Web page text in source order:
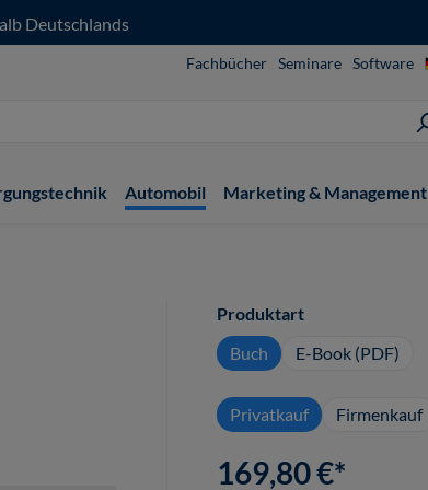
Deutschlands
Fachbücher Seminare Software
Automobil Marketing & Management
Produktartauswählen
Buch
E-Book (PDF)
Privatkauf Firmenkauf
169,80 €*